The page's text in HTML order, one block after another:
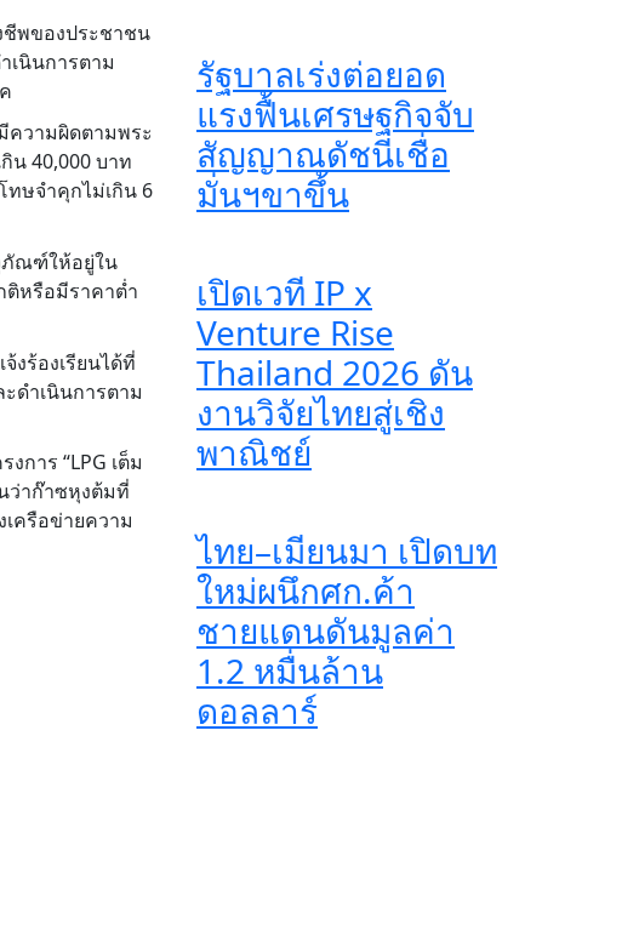
ชีพของประชาชน
เนินการตาม
วามผิดตามพระ
น 40,000 บาท
ษจำคุกไม่เกิน 6
ภัณฑ์ให้อยู่ใน
หรือมีราคาต่ำ
งร้องเรียนได้ที่
ดำเนินการตาม
การ “LPG เต็ม
ว่าก๊าซหุงต้มที่
ครือข่ายความ
รัฐบาลเร่งต่อยอด
แรงฟื้นเศรษฐกิจจับ
สัญญาณดัชนีเชื่อ
มั่นฯขาขึ้น
เปิดเวที IP x
Venture Rise
Thailand 2026 ดัน
งานวิจัยไทยสู่เชิง
พาณิชย์
ไทย–เมียนมา เปิดบท
ใหม่ผนึกศก.ค้า
ชายแดนดันมูลค่า
1.2 หมื่นล้าน
ดอลลาร์